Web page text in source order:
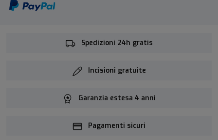
Spedizioni 24h gratis
Incisioni gratuite
Garanzia estesa 4 anni
Pagamenti sicuri